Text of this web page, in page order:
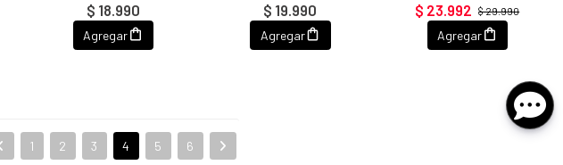
$ 18.990
Agregar
$ 19.990
Agregar
$ 29.990
$ 23.992
Agregar
1 2 3 4 5 6